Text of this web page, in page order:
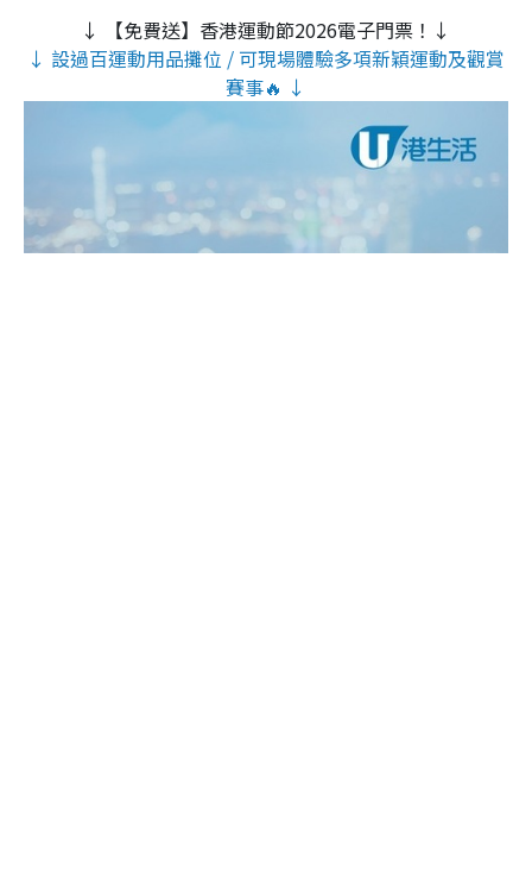
↓ 【免費送】香港運動節2026電子門票！↓
↓ 設過百運動用品攤位 / 可現場體驗多項新穎運動及觀賞
賽事🔥 ↓